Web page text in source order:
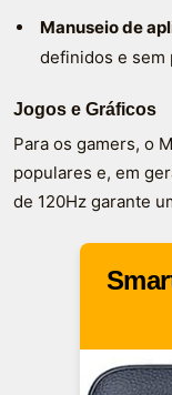
Manuseio de
definidos e sem
Jogos e Gráficos
Para os gamers, o
populares e, em
de 120Hz garante